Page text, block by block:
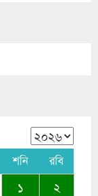
শনি রবি
১
২